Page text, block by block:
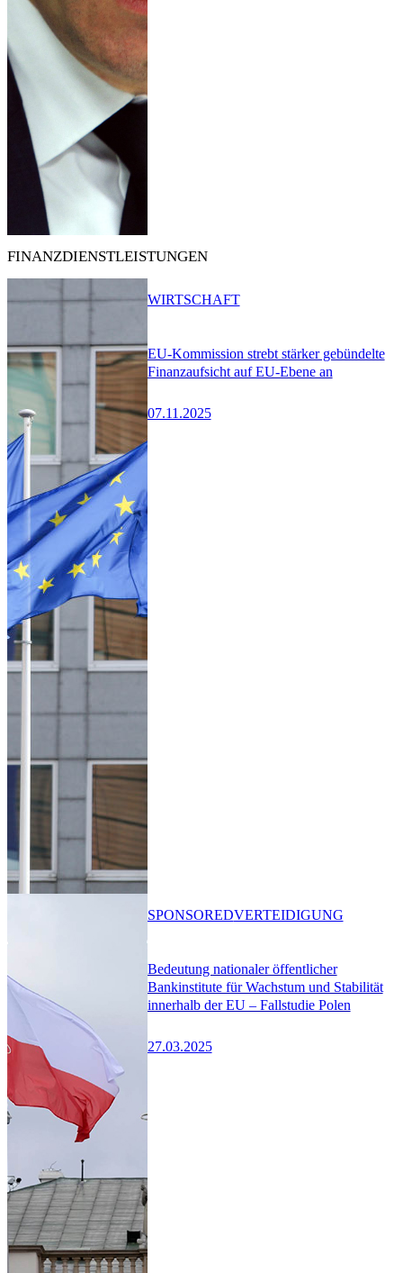
FINANZDIENSTLEISTUNGEN
EU-Kommission strebt stärker gebündelte
Finanzaufsicht auf EU-Ebene an
07.11.2025
WIRTSCHAFT
Bedeutung nationaler öffentlicher
Bankinstitute für Wachstum und Stabilität
innerhalb der EU – Fallstudie Polen
27.03.2025
SPONSOREDVERTEIDIGUNG